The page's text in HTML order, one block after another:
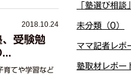
2018.10.24
、受験勉
...
育てや学習など
「塾選び相
未分類（0）
ママ記者レポ
塾取材レポー